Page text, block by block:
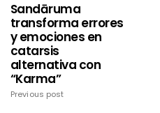
Sandāruma
transforma errores
y emociones en
catarsis
alternativa con
“Karma”
Previous post